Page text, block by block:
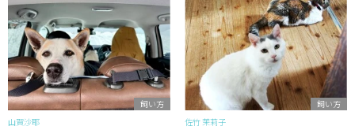
飼い方
山賀沙耶
飼い方
佐竹 茉莉子